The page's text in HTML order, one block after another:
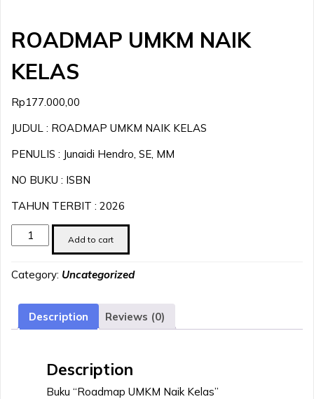
ROADMAP UMKM NAIK
KELAS
Rp177.000,00
JUDUL : ROADMAP UMKM NAIK KELAS
PENULIS : Junaidi Hendro, SE, MM
NO BUKU : ISBN
TAHUN TERBIT : 2026
ROADMAP
UMKM
KELAS
Add to cart
Category: Uncategorized
Description Reviews (0)
Description
Buku “Roadmap UMKM Naik Kelas”